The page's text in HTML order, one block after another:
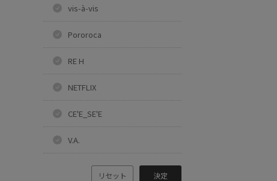
vis-à-vis
Pororoca
RE H
NETFLIX
CE'E_SE'E
V.A.
リセット 決定